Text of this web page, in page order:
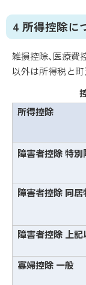
4 所得控除に
雑損控除、医療費
以外は所得税と
所得控除
障害者控除 特別
障害者控除 同
障害者控除 上記
寡婦控除 一般